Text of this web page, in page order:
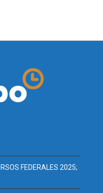
FEDERALES 2025;